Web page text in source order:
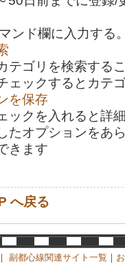
ンド欄に入力する
テゴリを検索する
ェックするとカテ
を保存
ックを入れると詳
たオプションをあ
きます
へ戻る
副都心線関連サイト一覧 ｜